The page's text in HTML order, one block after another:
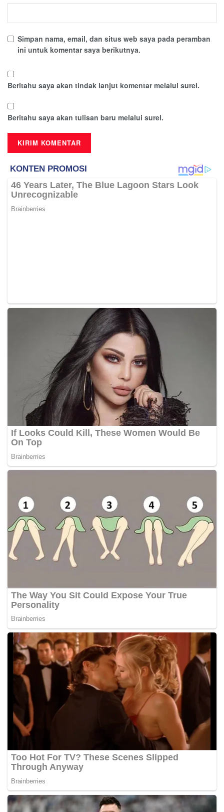
Simpan nama, email, dan situs web saya pada peramban
ini untuk komentar saya berikutnya.
Beritahu saya akan tindak lanjut komentar melalui surel.
Beritahu saya akan tulisan baru melalui surel.